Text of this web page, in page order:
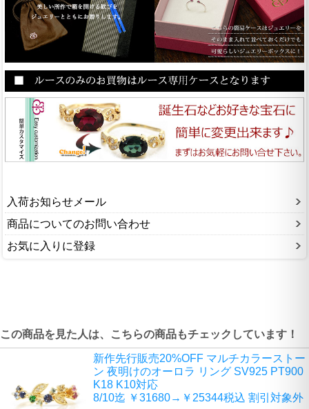
入荷お知らせメール
商品についてのお問い合わせ
お気に入りに登録
この商品を見た人は、こちらの商品もチェックしています！
新作先行販売20%OFF マルチカラーストー
ン 夜明けのオーロラ リング SV925 PT900
K18 K10対応
8/10迄 ￥31680→￥25344税込 割引対象外